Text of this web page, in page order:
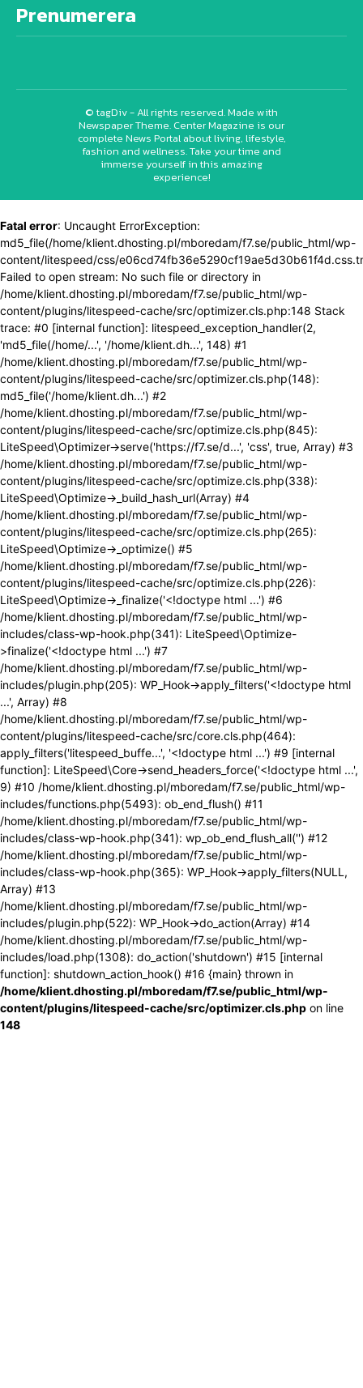
Prenumerera
© tagDiv - All rights reserved. Made with
Newspaper Theme. Center Magazine is our
complete News Portal about living, lifestyle,
fashion and wellness. Take your time and
immerse yourself in this amazing
experience!
Fatal error: Uncaught ErrorException:
md5_file(/home/klient.dhosting.pl/mboredam/f7.se/public_html/wp-
content/litespeed/css/
Failed to open stream: No such file or directory in
/home/klient.dhosting.pl/mboredam/f7.se/public_html/wp-
content/plugins/litespeed-cache/src/optimizer.cls.php:148 Stack
trace: #0 [internal function]: litespeed_exception_handler(2,
'md5_file(/home/...', '/home/klient.dh...', 148) #1
/home/klient.dhosting.pl/mboredam/f7.se/public_html/wp-
content/plugins/litespeed-cache/src/optimizer.cls.php(148):
md5_file('/home/klient.dh...') #2
/home/klient.dhosting.pl/mboredam/f7.se/public_html/wp-
content/plugins/litespeed-cache/src/optimize.cls.php(845):
LiteSpeed\Optimizer->serve('https://f7.se/d...', 'css', true, Array) #3
/home/klient.dhosting.pl/mboredam/f7.se/public_html/wp-
content/plugins/litespeed-cache/src/optimize.cls.php(338):
LiteSpeed\Optimize->_build_hash_url(Array) #4
/home/klient.dhosting.pl/mboredam/f7.se/public_html/wp-
content/plugins/litespeed-cache/src/optimize.cls.php(265):
LiteSpeed\Optimize->_optimize() #5
/home/klient.dhosting.pl/mboredam/f7.se/public_html/wp-
content/plugins/litespeed-cache/src/optimize.cls.php(226):
LiteSpeed\Optimize->_finalize('<!doctype html ...') #6
/home/klient.dhosting.pl/mboredam/f7.se/public_html/wp-
includes/class-wp-hook.php(341): LiteSpeed\Optimize-
>finalize('<!doctype html ...') #7
/home/klient.dhosting.pl/mboredam/f7.se/public_html/wp-
includes/plugin.php(205): WP_Hook->apply_filters('<!doctype html
...', Array) #8
/home/klient.dhosting.pl/mboredam/f7.se/public_html/wp-
content/plugins/litespeed-cache/src/core.cls.php(464):
apply_filters('litespeed_buffe...', '<!doctype html ...') #9 [internal
function]: LiteSpeed\Core->send_headers_force('<!doctype html ...',
9) #10 /home/klient.dhosting.pl/mboredam/f7.se/public_html/wp-
includes/functions.php(5493): ob_end_flush() #11
/home/klient.dhosting.pl/mboredam/f7.se/public_html/wp-
includes/class-wp-hook.php(341): wp_ob_end_flush_all('') #12
/home/klient.dhosting.pl/mboredam/f7.se/public_html/wp-
includes/class-wp-hook.php(365): WP_Hook->apply_filters(NULL,
Array) #13
/home/klient.dhosting.pl/mboredam/f7.se/public_html/wp-
includes/plugin.php(522): WP_Hook->do_action(Array) #14
/home/klient.dhosting.pl/mboredam/f7.se/public_html/wp-
includes/load.php(1308): do_action('shutdown') #15 [internal
function]: shutdown_action_hook() #16 {main} thrown in
/home/klient.dhosting.pl/mboredam/f7.se/public_html/wp-
content/plugins/litespeed-cache/src/optimizer.cls.php on line
148